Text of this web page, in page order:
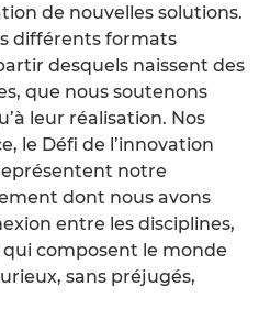
de nouvelles solutions.
différents formats
desquels naissent des
que nous soutenons
leur réalisation. Nos
le Défi de l’innovation
notre
dont nous avons
entre les disciplines,
qui composent le monde
sans préjugés,